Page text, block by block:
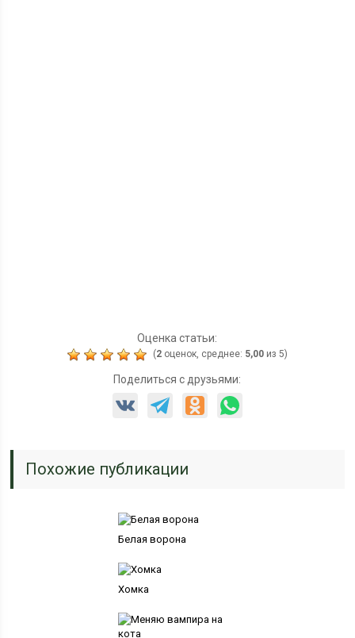
Оценка статьи:
(2оценок, среднее: 5,00из 5)
Поделиться с друзьями:
Похожие публикации
Белая ворона
Хомка